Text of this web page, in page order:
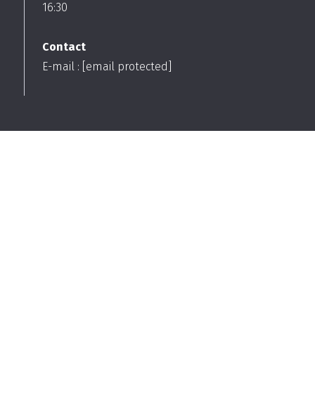
16:30
Contact
E-mail : [email protected]